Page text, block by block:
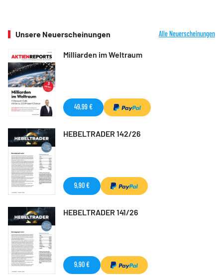
Unsere Neuerscheinungen Alle Neuerscheinungen
Milliarden im Weltraum
49,99 €
HEBELTRADER 142/26
9,90 €
HEBELTRADER 141/26
9,90 €